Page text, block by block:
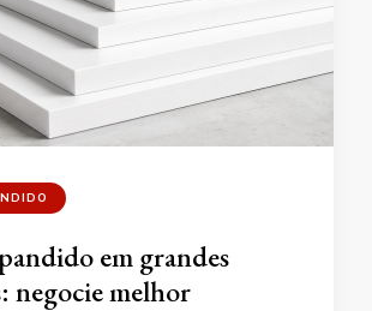
em grandes
negocie melhor